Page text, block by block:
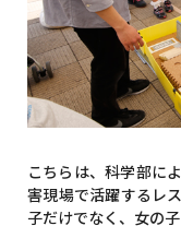
こちらは、科学部に
害現場で活躍するレ
子だけでなく、女の子